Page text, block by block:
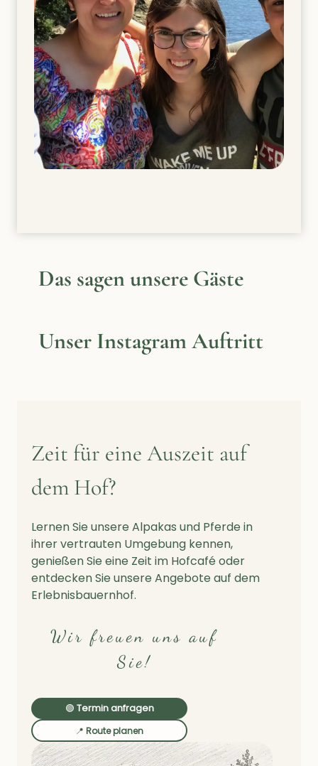
Das sagen unsere Gäste
Unser Instagram Auftritt
Zeit für eine Auszeit auf
dem Hof?
Lernen Sie unsere Alpakas und Pferde in
ihrer vertrauten Umgebung kennen,
genießen Sie eine Zeit im Hofcafé oder
entdecken Sie unsere Angebote auf dem
Erlebnisbauernhof.
Wir freuen uns auf
Sie!
🟢 Termin anfragen
📍 Route planen